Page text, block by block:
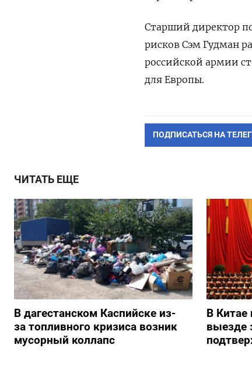
Старший директор
рисков Сэм Гудман
российской армии
для Европы.
ПОДПИСАТЬСЯ НА
ЧИТАТЬ ЕЩЕ
В дагестанском Каспийске из-
за топливного кризиса возник
мусорный коллапс
В Китае
выезде